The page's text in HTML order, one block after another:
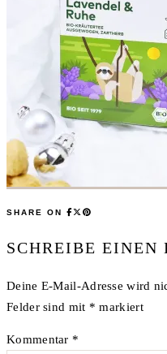
SHARE ON
SCHREIBE EINEN
Deine E-Mail-Adresse wird
Felder sind mit * markiert
Kommentar *